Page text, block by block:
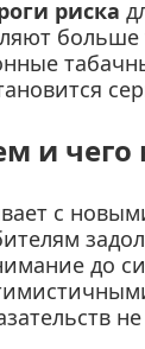
риска
и чего
с
до